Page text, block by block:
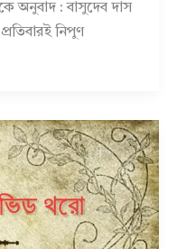
অনুবাদ : বাসুদেব দাস
নিপুণ